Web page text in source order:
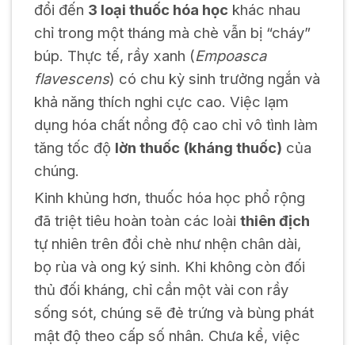
đổi đến 3 loại thuốc hóa học khác nhau
chỉ trong một tháng mà chè vẫn bị “cháy”
búp. Thực tế, rầy xanh (Empoasca
flavescens) có chu kỳ sinh trưởng ngắn và
khả năng thích nghi cực cao. Việc lạm
dụng hóa chất nồng độ cao chỉ vô tình làm
tăng tốc độ lờn thuốc (kháng thuốc) của
chúng.
Kinh khủng hơn, thuốc hóa học phổ rộng
đã triệt tiêu hoàn toàn các loài thiên địch
tự nhiên trên đồi chè như nhện chân dài,
bọ rùa và ong ký sinh. Khi không còn đối
thủ đối kháng, chỉ cần một vài con rầy
sống sót, chúng sẽ đẻ trứng và bùng phát
mật độ theo cấp số nhân. Chưa kể, việc